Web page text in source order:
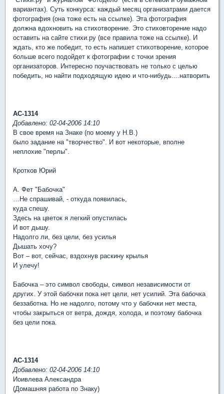
вариантах). Суть конкурса: каждый месяц организатрами дается
фотография (она тоже есть на ссылке). Эта фотография
должна вдохновить на стихотворение. Это стиховторение надо
оставить на сайте стихи.ру (все правила тоже на ссылке). И
ждать, кто же победит, то есть напишет стихотворение, которое
больше всего подойдет к фотографии с точки зрения
организаторов. Интересно поучаствовать не только с целью
победить, но найти подходящую идею и что-нибудь....натворить
АС-1314
Добавлено: 02-04-2006 14:10
В свое время на Знаке (по моему у Н.В.)
было задание на "творчество". И вот некоторые, вполне
неплохие "перлы".
Кротков Юрий
А. Фет "Бабочка"
…Не спрашивай, - откуда появилась,
куда спешу.
Здесь на цветок я легкий опустилась
И вот дышу.
Надолго ли, без цели, без усилья
Дышать хочу?
Вот – вот, сейчас, вздохнув раскину крылья
И улечу!
Бабочка – это символ свободы, символ независимости от
других. У этой бабочки пока нет цели, нет усилий. Эта бабочка
беззаботна. Но не надолго, потому что у бабочки нет места,
чтобы закрыться от ветра, дождя, холода, и поэтому бабочка
без цели пока.
АС-1314
Добавлено: 02-04-2006 14:10
Иоивлева Александра
(Домашняя работа по Знаку)